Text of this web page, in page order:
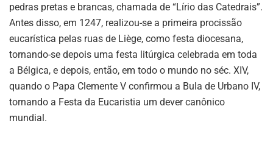
pedras pretas e brancas, chamada de “Lírio das Catedrais”.
Antes disso, em 1247, realizou-se a primeira procissão
eucarística pelas ruas de Liège, como festa diocesana,
tornando-se depois uma festa litúrgica celebrada em toda
a Bélgica, e depois, então, em todo o mundo no séc. XIV,
quando o Papa Clemente V confirmou a Bula de Urbano IV,
tornando a Festa da Eucaristia um dever canônico
mundial.